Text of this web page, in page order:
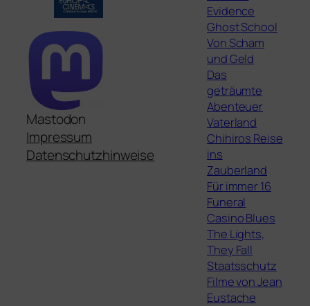
Mastodon
Impressum
Datenschutzhinweise
Evidence
Ghost School
Von Scham
und Geld
Das
geträumte
Abenteuer
Vaterland
Chihiros Reise
ins
Zauberland
Für immer 16
Funeral
Casino Blues
The Lights,
They Fall
Staatsschutz
Filme von Jean
Eustache